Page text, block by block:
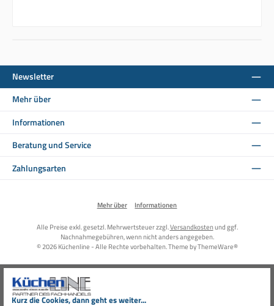
Kurz die Cookies, dann geht es weiter...
Newsletter
Mehr über
Informationen
Beratung und Service
Zahlungsarten
Mehr über Informationen
Alle Preise exkl. gesetzl. Mehrwertsteuer zzgl.Versandkostenund ggf.
Nachnahmegebühren, wenn nicht anders angegeben.
© 2026 Küchenline - Alle Rechte vorbehalten. Theme byThemeWare®